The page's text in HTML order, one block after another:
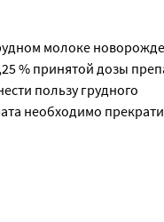
молоке
% принятой дозы
пользу грудного
необходимо